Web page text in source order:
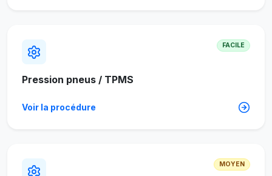
FACILE
Pression pneus / TPMS
Voir la procédure
MOYEN